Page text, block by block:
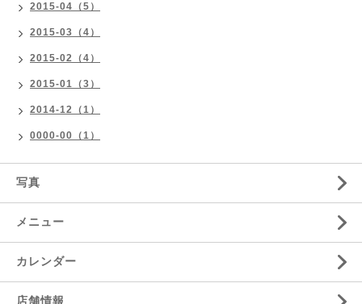
2015-04（5）
2015-03（4）
2015-02（4）
2015-01（3）
2014-12（1）
0000-00（1）
写真
メニュー
カレンダー
店舗情報